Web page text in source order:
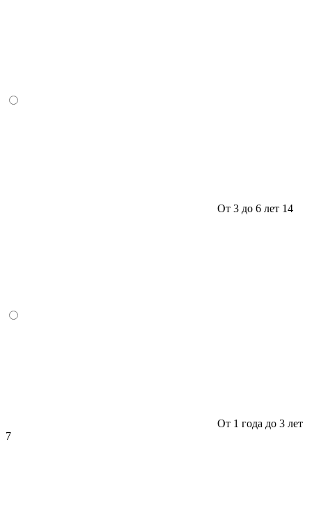
От 3 до 6 лет 14
От 1 года до 3 лет
7